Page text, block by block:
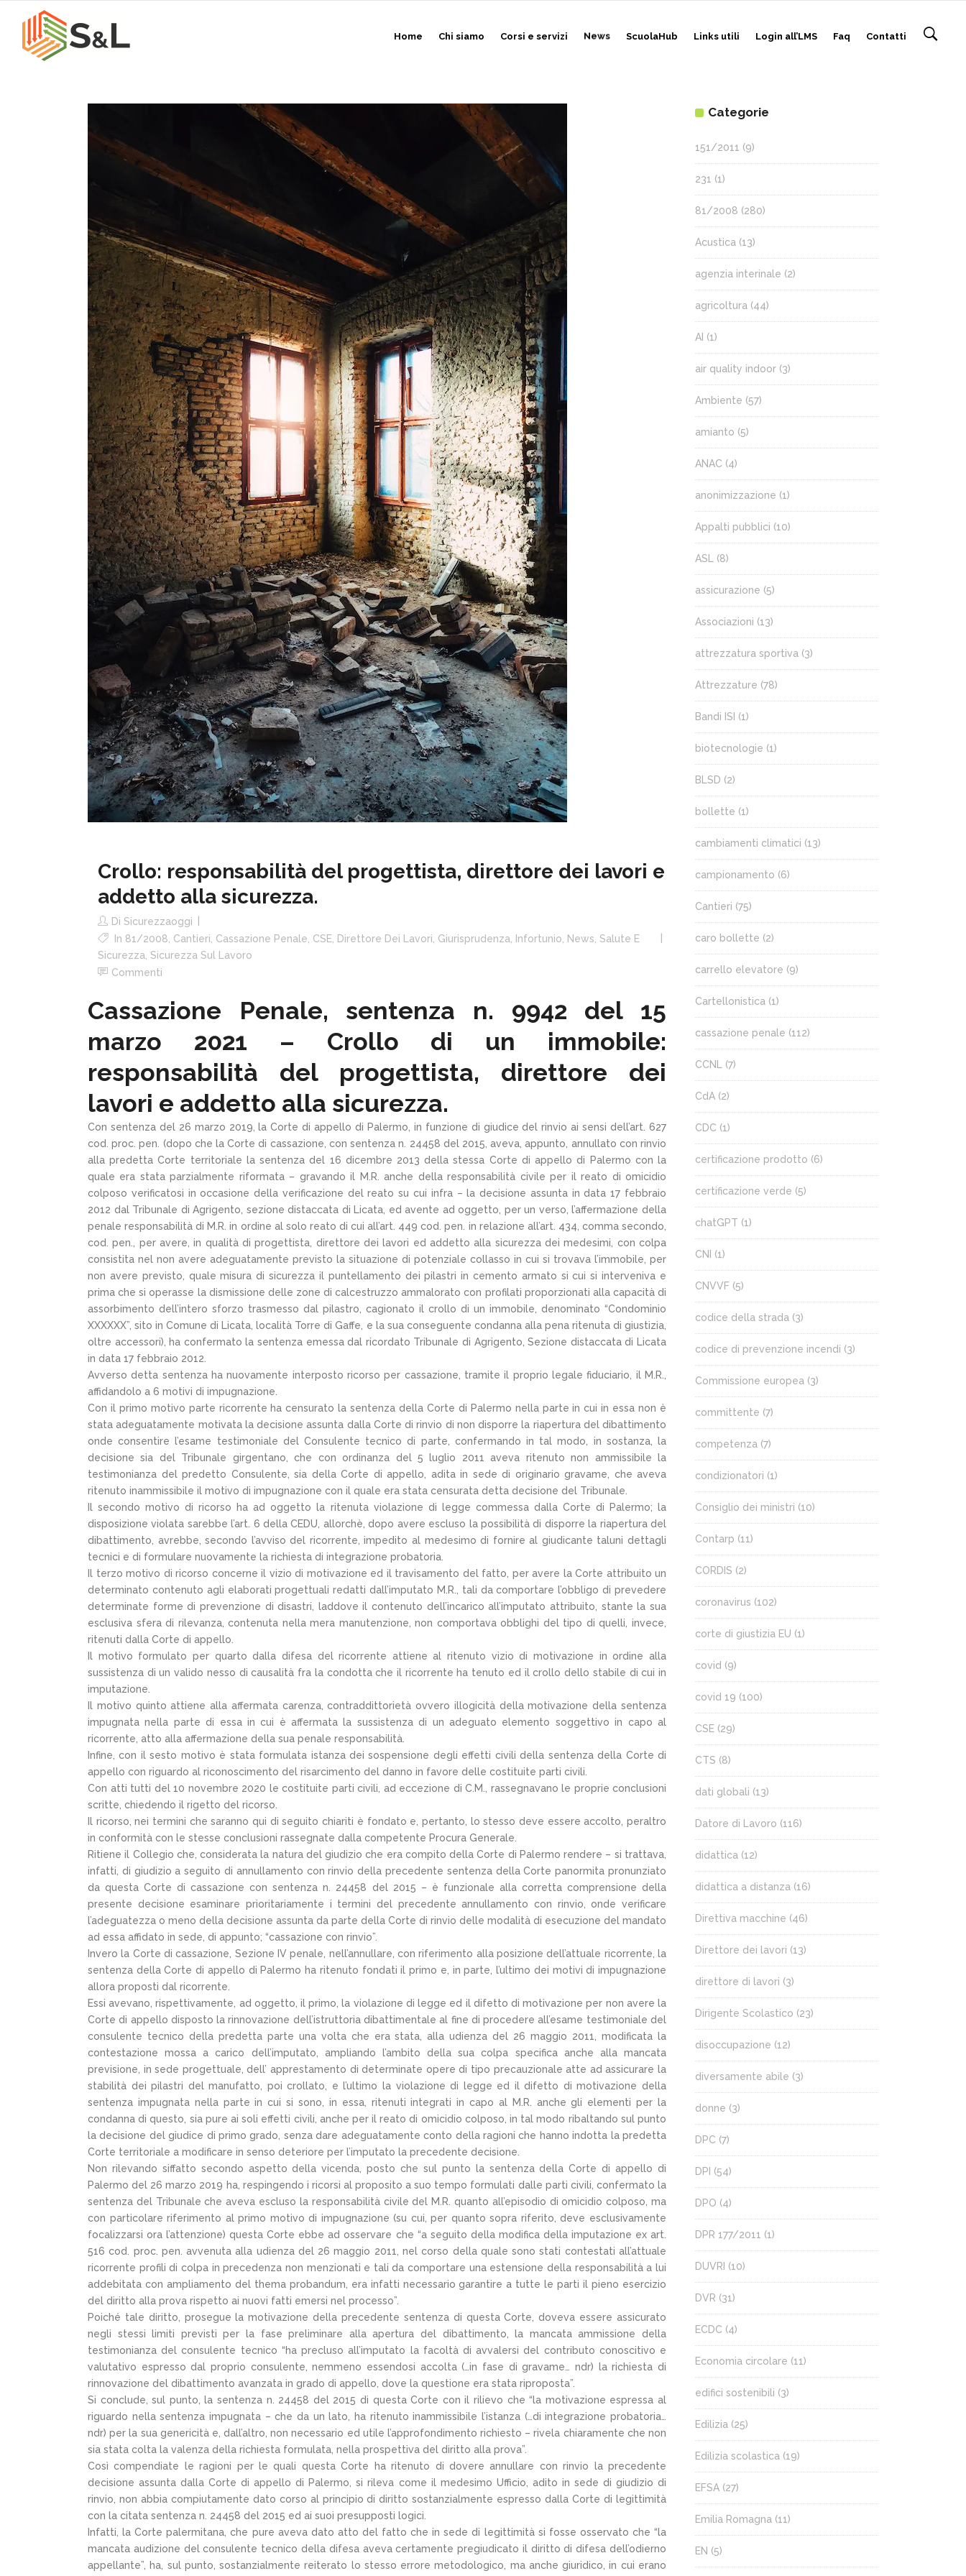
Home Chi siamo Corsi e servizi News ScuolaHub Links utili Login all’LMS Faq Contatti
Crollo: responsabilità del progettista, direttore dei lavori e
addetto alla sicurezza.
Di Sicurezzaoggi
In 81/2008 Cantieri Cassazione Penale CSE Direttore Dei Lavori Giurisprudenza Infortunio News Salute E
Sicurezza Sicurezza Sul Lavoro
Commenti
Cassazione Penale, sentenza n. 9942 del 15
marzo 2021 – Crollo di un immobile:
responsabilità del progettista, direttore dei
lavori e addetto alla sicurezza.
Con sentenza del 26 marzo 2019, la Corte di appello di Palermo, in funzione di giudice del rinvio ai sensi dell’art. 627
cod. proc. pen. (dopo che la Corte di cassazione, con sentenza n. 24458 del 2015, aveva, appunto, annullato con rinvio
alla predetta Corte territoriale la sentenza del 16 dicembre 2013 della stessa Corte di appello di Palermo con la
quale era stata parzialmente riformata – gravando il M.R. anche della responsabilità civile per il reato di omicidio
colposo verificatosi in occasione della verificazione del reato su cui infra – la decisione assunta in data 17 febbraio
2012 dal Tribunale di Agrigento, sezione distaccata di Licata, ed avente ad oggetto, per un verso, l’affermazione della
penale responsabilità di M.R. in ordine al solo reato di cui all’art. 449 cod. pen. in relazione all’art. 434, comma secondo,
cod. pen., per avere, in qualità di progettista, direttore dei lavori ed addetto alla sicurezza dei medesimi, con colpa
consistita nel non avere adeguatamente previsto la situazione di potenziale collasso in cui si trovava l’immobile, per
non avere previsto, quale misura di sicurezza il puntellamento dei pilastri in cemento armato si cui si interveniva e
prima che si operasse la dismissione delle zone di calcestruzzo ammalorato con profilati proporzionati alla capacità di
assorbimento dell’intero sforzo trasmesso dal pilastro, cagionato il crollo di un immobile, denominato “Condominio
XXXXXX”, sito in Comune di Licata, località Torre di Gaffe, e la sua conseguente condanna alla pena ritenuta di giustizia,
oltre accessori), ha confermato la sentenza emessa dal ricordato Tribunale di Agrigento, Sezione distaccata di Licata
in data 17 febbraio 2012.
Avverso detta sentenza ha nuovamente interposto ricorso per cassazione, tramite il proprio legale fiduciario, il M.R.,
affidandolo a 6 motivi di impugnazione.
Con il primo motivo parte ricorrente ha censurato la sentenza della Corte di Palermo nella parte in cui in essa non è
stata adeguatamente motivata la decisione assunta dalla Corte di rinvio di non disporre la riapertura del dibattimento
onde consentire l’esame testimoniale del Consulente tecnico di parte, confermando in tal modo, in sostanza, la
decisione sia del Tribunale girgentano, che con ordinanza del 5 luglio 2011 aveva ritenuto non ammissibile la
testimonianza del predetto Consulente, sia della Corte di appello, adita in sede di originario gravame, che aveva
ritenuto inammissibile il motivo di impugnazione con il quale era stata censurata detta decisione del Tribunale.
Il secondo motivo di ricorso ha ad oggetto la ritenuta violazione di legge commessa dalla Corte di Palermo; la
disposizione violata sarebbe l’art. 6 della CEDU, allorchè, dopo avere escluso la possibilità di disporre la riapertura del
dibattimento, avrebbe, secondo l’avviso del ricorrente, impedito al medesimo di fornire al giudicante taluni dettagli
tecnici e di formulare nuovamente la richiesta di integrazione probatoria.
Il terzo motivo di ricorso concerne il vizio di motivazione ed il travisamento del fatto, per avere la Corte attribuito un
determinato contenuto agli elaborati progettuali redatti dall’imputato M.R., tali da comportare l’obbligo di prevedere
determinate forme di prevenzione di disastri, laddove il contenuto dell’incarico all’imputato attribuito, stante la sua
esclusiva sfera di rilevanza, contenuta nella mera manutenzione, non comportava obblighi del tipo di quelli, invece,
ritenuti dalla Corte di appello.
Il motivo formulato per quarto dalla difesa del ricorrente attiene al ritenuto vizio di motivazione in ordine alla
sussistenza di un valido nesso di causalità fra la condotta che il ricorrente ha tenuto ed il crollo dello stabile di cui in
imputazione.
Il motivo quinto attiene alla affermata carenza, contraddittorietà ovvero illogicità della motivazione della sentenza
impugnata nella parte di essa in cui è affermata la sussistenza di un adeguato elemento soggettivo in capo al
ricorrente, atto alla affermazione della sua penale responsabilità.
Infine, con il sesto motivo è stata formulata istanza dei sospensione degli effetti civili della sentenza della Corte di
appello con riguardo al riconoscimento del risarcimento del danno in favore delle costituite parti civili.
Con atti tutti del 10 novembre 2020 le costituite parti civili, ad eccezione di C.M., rassegnavano le proprie conclusioni
scritte, chiedendo il rigetto del ricorso.
Il ricorso, nei termini che saranno qui di seguito chiariti è fondato e, pertanto, lo stesso deve essere accolto, peraltro
in conformità con le stesse conclusioni rassegnate dalla competente Procura Generale.
Ritiene il Collegio che, considerata la natura del giudizio che era compito della Corte di Palermo rendere – si trattava,
infatti, di giudizio a seguito di annullamento con rinvio della precedente sentenza della Corte panormita pronunziato
da questa Corte di cassazione con sentenza n. 24458 del 2015 – è funzionale alla corretta comprensione della
presente decisione esaminare prioritariamente i termini del precedente annullamento con rinvio, onde verificare
l’adeguatezza o meno della decisione assunta da parte della Corte di rinvio delle modalità di esecuzione del mandato
ad essa affidato in sede, di appunto; “cassazione con rinvio”.
Invero la Corte di cassazione, Sezione IV penale, nell’annullare, con riferimento alla posizione dell’attuale ricorrente, la
sentenza della Corte di appello di Palermo ha ritenuto fondati il primo e, in parte, l’ultimo dei motivi di impugnazione
allora proposti dal ricorrente.
Essi avevano, rispettivamente, ad oggetto, il primo, la violazione di legge ed il difetto di motivazione per non avere la
Corte di appello disposto la rinnovazione dell’istruttoria dibattimentale al fine di procedere all’esame testimoniale del
consulente tecnico della predetta parte una volta che era stata, alla udienza del 26 maggio 2011, modificata la
contestazione mossa a carico dell’imputato, ampliando l’ambito della sua colpa specifica anche alla mancata
previsione, in sede progettuale, dell’ apprestamento di determinate opere di tipo precauzionale atte ad assicurare la
stabilità dei pilastri del manufatto, poi crollato, e l’ultimo la violazione di legge ed il difetto di motivazione della
sentenza impugnata nella parte in cui si sono, in essa, ritenuti integrati in capo al M.R. anche gli elementi per la
condanna di questo, sia pure ai soli effetti civili, anche per il reato di omicidio colposo, in tal modo ribaltando sul punto
la decisione del giudice di primo grado, senza dare adeguatamente conto della ragioni che hanno indotta la predetta
Corte territoriale a modificare in senso deteriore per l’imputato la precedente decisione.
Non rilevando siffatto secondo aspetto della vicenda, posto che sul punto la sentenza della Corte di appello di
Palermo del 26 marzo 2019 ha, respingendo i ricorsi al proposito a suo tempo formulati dalle parti civili, confermato la
sentenza del Tribunale che aveva escluso la responsabilità civile del M.R. quanto all’episodio di omicidio colposo, ma
con particolare riferimento al primo motivo di impugnazione (su cui, per quanto sopra riferito, deve esclusivamente
focalizzarsi ora l’attenzione) questa Corte ebbe ad osservare che “a seguito della modifica della imputazione ex art.
516 cod. proc. pen. avvenuta alla udienza del 26 maggio 2011, nel corso della quale sono stati contestati all’attuale
ricorrente profili di colpa in precedenza non menzionati e tali da comportare una estensione della responsabilità a lui
addebitata con ampliamento del thema probandum, era infatti necessario garantire a tutte le parti il pieno esercizio
del diritto alla prova rispetto ai nuovi fatti emersi nel processo”.
Poiché tale diritto, prosegue la motivazione della precedente sentenza di questa Corte, doveva essere assicurato
negli stessi limiti previsti per la fase preliminare alla apertura del dibattimento, la mancata ammissione della
testimonianza del consulente tecnico “ha precluso all’imputato la facoltà di avvalersi del contributo conoscitivo e
valutativo espresso dal proprio consulente, nemmeno essendosi accolta (…in fase di gravame… ndr) la richiesta di
rinnovazione del dibattimento avanzata in grado di appello, dove la questione era stata riproposta”.
Si conclude, sul punto, la sentenza n. 24458 del 2015 di questa Corte con il rilievo che “la motivazione espressa al
riguardo nella sentenza impugnata – che da un lato, ha ritenuto inammissibile l’istanza (…di integrazione probatoria…
ndr) per la sua genericità e, dall’altro, non necessario ed utile l’approfondimento richiesto – rivela chiaramente che non
sia stata colta la valenza della richiesta formulata, nella prospettiva del diritto alla prova”.
Così compendiate le ragioni per le quali questa Corte ha ritenuto di dovere annullare con rinvio la precedente
decisione assunta dalla Corte di appello di Palermo, si rileva come il medesimo Ufficio, adito in sede di giudizio di
rinvio, non abbia compiutamente dato corso al principio di diritto sostanzialmente espresso dalla Corte di legittimità
con la citata sentenza n. 24458 del 2015 ed ai suoi presupposti logici.
Infatti, la Corte palermitana, che pure aveva dato atto del fatto che in sede di legittimità si fosse osservato che “la
mancata audizione del consulente tecnico della difesa aveva certamente pregiudicato il diritto di difesa dell’odierno
appellante”, ha, sul punto, sostanzialmente reiterato lo stesso errore metodologico, ma anche giuridico, in cui erano
Categorie
151/2011 (9)
231 (1)
81/2008 (280)
Acustica (13)
agenzia interinale (2)
agricoltura (44)
AI (1)
air quality indoor (3)
Ambiente (57)
amianto (5)
ANAC (4)
anonimizzazione (1)
Appalti pubblici (10)
ASL (8)
assicurazione (5)
Associazioni (13)
attrezzatura sportiva (3)
Attrezzature (78)
Bandi ISI (1)
biotecnologie (1)
BLSD (2)
bollette (1)
cambiamenti climatici (13)
campionamento (6)
Cantieri (75)
caro bollette (2)
carrello elevatore (9)
Cartellonistica (1)
cassazione penale (112)
CCNL (7)
CdA (2)
CDC (1)
certificazione prodotto (6)
certificazione verde (5)
chatGPT (1)
CNI (1)
CNVVF (5)
codice della strada (3)
codice di prevenzione incendi (3)
Commissione europea (3)
committente (7)
competenza (7)
condizionatori (1)
Consiglio dei ministri (10)
Contarp (11)
CORDIS (2)
coronavirus (102)
corte di giustizia EU (1)
covid (9)
covid 19 (100)
CSE (29)
CTS (8)
dati globali (13)
Datore di Lavoro (116)
didattica (12)
didattica a distanza (16)
Direttiva macchine (46)
Direttore dei lavori (13)
direttore di lavori (3)
Dirigente Scolastico (23)
disoccupazione (12)
diversamente abile (3)
donne (3)
DPC (7)
DPI (54)
DPO (4)
DPR 177/2011 (1)
DUVRI (10)
DVR (31)
ECDC (4)
Economia circolare (11)
edifici sostenibili (3)
Edilizia (25)
Edilizia scolastica (19)
EFSA (27)
Emilia Romagna (11)
EN (5)